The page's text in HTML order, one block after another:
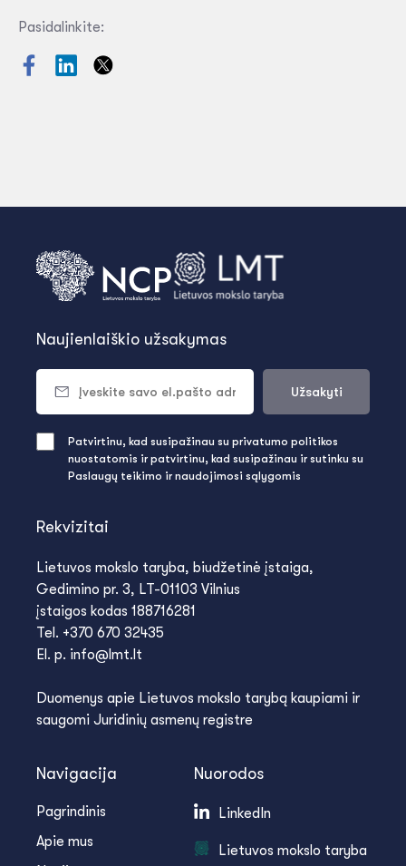
Pasidalinkite:
Rekvizitai
Lietuvos mokslo taryba, biudžetinė įstaiga,
Gedimino pr. 3, LT-01103 Vilnius
įstaigos kodas 188716281
Tel. +370 670 32435
El. p. info@lmt.lt
Duomenys apie Lietuvos mokslo tarybą kaupiami ir
saugomi Juridinių asmenų registre
Navigacija
Pagrindinis
Apie mus
Nuorodos
LinkedIn
Lietuvos mokslo taryba
Naujienlaiškio užsakymas
Užsakyti
Patvirtinu, kad susipažinau su privatumo politikos
nuostatomis ir patvirtinu, kad susipažinau ir sutinku su
Paslaugų teikimo ir naudojimosi sąlygomis